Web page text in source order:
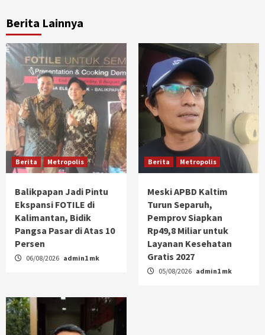
Berita Lainnya
Berita Metropolis
Balikpapan Jadi Pintu
Ekspansi FOTILE di
Kalimantan, Bidik
Pangsa Pasar di Atas 10
Persen
06/08/2026 admin1 mk
Berita Metropolis
Meski APBD Kaltim
Turun Separuh,
Pemprov Siapkan
Rp49,8 Miliar untuk
Layanan Kesehatan
Gratis 2027
05/08/2026 admin1 mk